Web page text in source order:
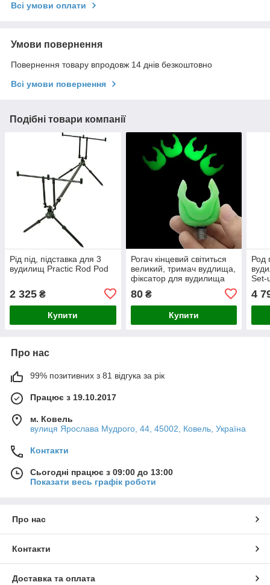
Всі умови оплати
Умови повернення
Повернення товару впродовж 14 днів безкоштовно
Всі умови повернення
Подібні товари компанії
Рід під, підставка для 3
вудилищ Practic Rod Pod
2 325 ₴
Купити
Рогач кінцевий світиться
великий, тримач вудлища,
фіксатор для вудилища
80₴
Купити
Род
Set-
4
Про нас
99% позитивних з 81 відгука за рік
Працює з 19.10.2017
м. Ковель
вулиця Ярослава Мудрого, 44, 45002, Ковель, Україна
Контакти
Сьогодні працює з 09:00 до 13:00
Показати весь графік роботи
Про нас
Контакти
Доставка та оплата